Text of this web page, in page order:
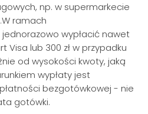
np. w supermarkecie
ramach
wypłacić nawet
Visa lub 300 zł w przypadku
od wysokości kwoty, jaką
wypłaty jest
bezgotówkowej - nie
gotówki.